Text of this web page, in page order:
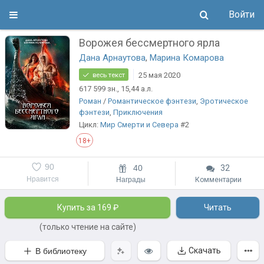
Войти
Ворожея бессмертного ярла
Дана Арнаутова,Марина Комарова
весь текст
25 мая 2020
617 599 зн., 15,44 а.л.
Роман /Романтическое фэнтези, Эротическое
фэнтези,Приключения
Цикл:Мир Смерти и Севера #2
18+
Нравится
90 40
Награды
32
Комментарии
Купить за 169 ₽
(только чтение на сайте)
Читать
В библиотеку Скачать